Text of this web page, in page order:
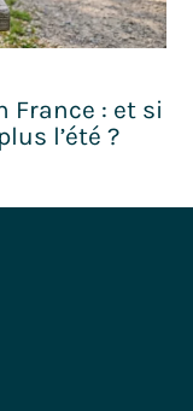
France : et si
l’été ?